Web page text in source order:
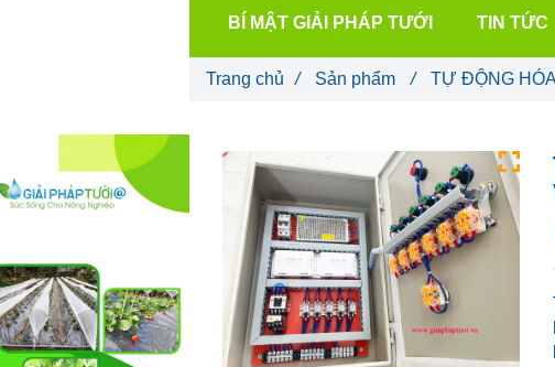
Trang chủ / Sản phẩm / TỰ ĐỘNG HÓA
BÍ MẬT GIẢI PHÁP TƯỚI TIN TỨC